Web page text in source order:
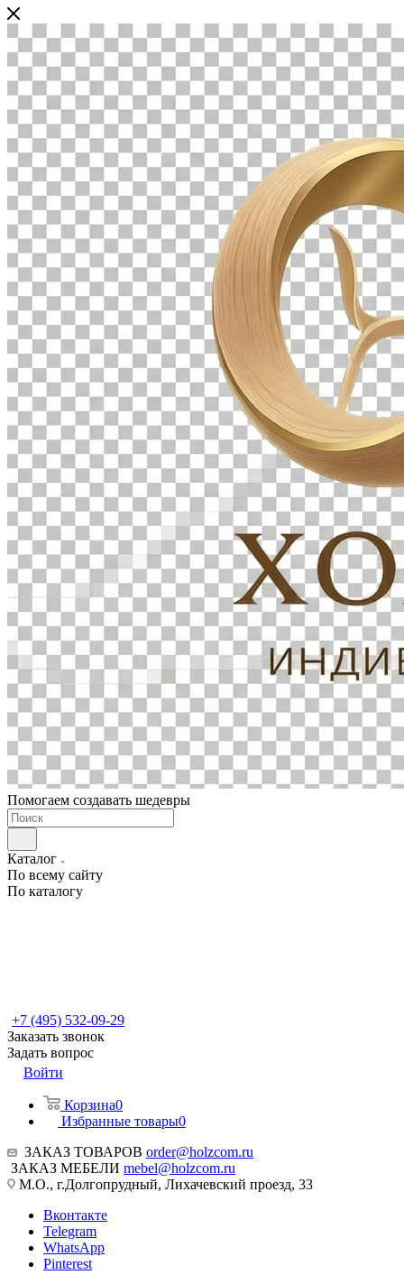
Помогаем создавать шедевры
Каталог
По всему сайту
По каталогу
+7 (495) 532-09-29
Заказать звонок
Задать вопрос
Войти
Корзина0
Избранные товары0
ЗАКАЗ ТОВАРОВ order@holzcom.ru
ЗАКАЗ МЕБЕЛИ mebel@holzcom.ru
М.О., г.Долгопрудный, Лихачевский проезд, 33
Вконтакте
Telegram
WhatsApp
Pinterest